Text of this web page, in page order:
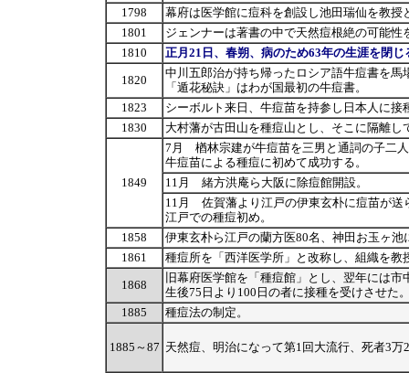
1798
幕府は医学館に痘科を創設し池田瑞仙を教授
1801
ジェンナーは著書の中で天然痘根絶の可能性
1810
正月21日、春朔、病のため63年の生涯を閉じ
1820
中川五郎治が持ち帰ったロシア語牛痘書を馬
「遁花秘訣」はわが国最初の牛痘書。
1823
シーボルト来日、牛痘苗を持参し日本人に接
1830
大村藩が古田山を種痘山とし、そこに隔離し
1849
7月 楢林宗建が牛痘苗を三男と通詞の子二
牛痘苗による種痘に初めて成功する。
11月 緒方洪庵ら大阪に除痘館開設。
11月 佐賀藩より江戸の伊東玄朴に痘苗が送
江戸での種痘初め。
1858
伊東玄朴ら江戸の蘭方医80名、神田お玉ヶ池
1861
種痘所を「西洋医学所」と改称し、組織を教
1868
旧幕府医学館を「種痘館」とし、翌年には市
生後75日より100日の者に接種を受けさせた
1885
種痘法の制定。
1885～87 天然痘、明治になって第1回大流行、死者3万